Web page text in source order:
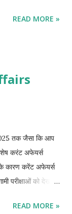
भारत की जनगणना
याद रख सकेंगे ।
की गई थी।
थी। जिसमें पुरुषों की
जनसंख्या की दृष...
READ MORE »
तक जैसा कि आप
करंट अफेयर्स
के कारण करेंट अफेयर्स
परीक्षाओं को देखते
कराए जाएंगे।
READ MORE »